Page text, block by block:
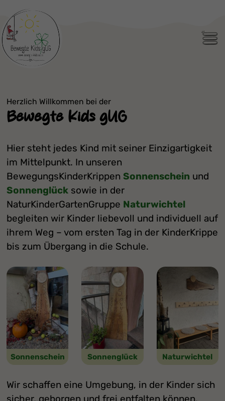
Herzlich Willkommen bei der
Bewegte Kids gUG
Hier steht jedes Kind mit seiner Einzigartigkeit
im Mittelpunkt. In unseren
BewegungsKinderKrippenSonnenschein und
Sonnenglück sowie in der
NaturKinderGartenGruppe Naturwichtel
begleiten wir Kinder liebevoll und individuell auf
ihrem Weg – vom ersten Tag in der KinderKrippe
bis zum Übergang in die Schule.
Sonnenschein Sonnenglück Naturwichtel
Wir schaffen eine Umgebung, in der Kinder sich